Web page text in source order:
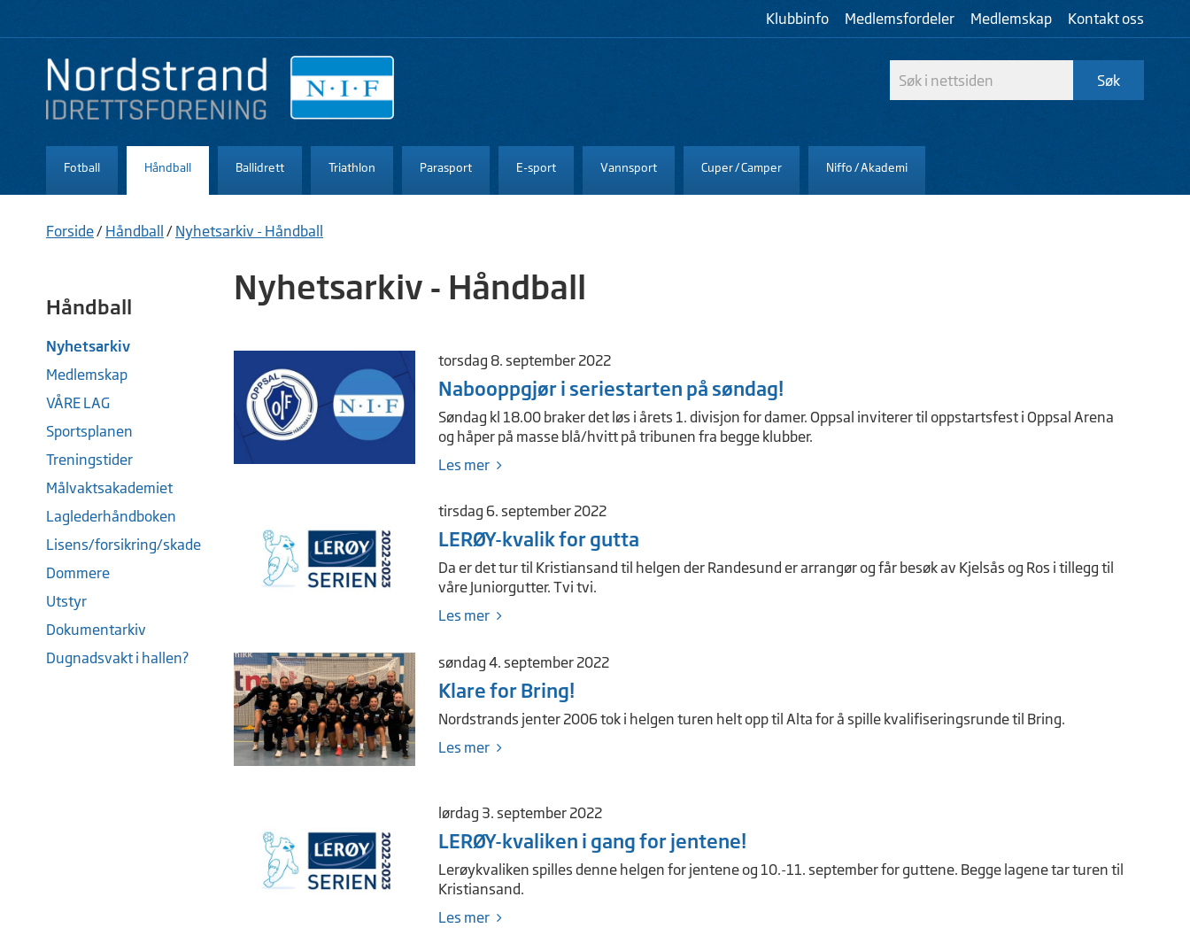
Klubbinfo Medlemsfordeler Medlemskap Kontakt oss
Fotball Håndball Ballidrett Triathlon Parasport E-sport Vannsport Cuper / Camper Niffo / Akademi
Forside/ Håndball / Nyhetsarkiv - Håndball
Håndball
Nyhetsarkiv
Medlemskap
VÅRE LAG
Sportsplanen
Treningstider
Målvaktsakademiet
Laglederhåndboken
Lisens/forsikring/skade
Dommere
Utstyr
Dokumentarkiv
Dugnadsvakt i hallen?
Nyhetsarkiv - Håndball
torsdag 8. september 2022
Nabooppgjør i seriestarten på søndag!
Søndag kl 18.00 braker det løs i årets 1. divisjon for damer. Oppsal inviterer til oppstartsfest i Oppsal Arena
og håper på masse blå/hvitt på tribunen fra begge klubber.
Les mer
tirsdag 6. september 2022
LERØY-kvalik for gutta
Da er det tur til Kristiansand til helgen der Randesund er arrangør og får besøk av Kjelsås og Ros i tillegg til
våre Juniorgutter. Tvi tvi.
Les mer
søndag 4. september 2022
Klare for Bring!
Nordstrands jenter 2006 tok i helgen turen helt opp til Alta for å spille kvalifiseringsrunde til Bring.
Les mer
lørdag 3. september 2022
LERØY-kvaliken i gang for jentene!
Lerøykvaliken spilles denne helgen for jentene og 10.-11. september for guttene. Begge lagene tar turen til
Kristiansand.
Les mer